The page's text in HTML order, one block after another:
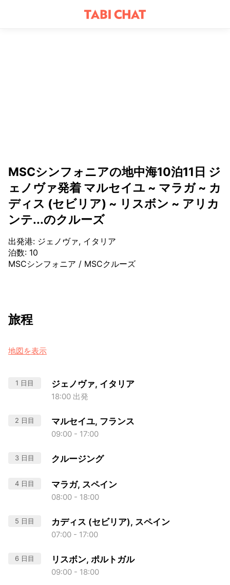
MSCシンフォニアの地中海10泊11日 ジ
ェノヴァ発着 マルセイユ ~ マラガ ~ カ
ディス (セビリア) ~ リスボン ~ アリカ
ンテ...のクルーズ
出発港: ジェノヴァ, イタリア
泊数: 10
MSCシンフォニア / MSCクルーズ
旅程
地図を表示
1 日目 ジェノヴァ, イタリア
18:00 出発
2 日目 マルセイユ, フランス
09:00 - 17:00
3 日目 クルージング
4 日目 マラガ, スペイン
08:00 - 18:00
5 日目 カディス (セビリア), スペイン
07:00 - 17:00
6 日目 リスボン, ポルトガル
09:00 - 18:00